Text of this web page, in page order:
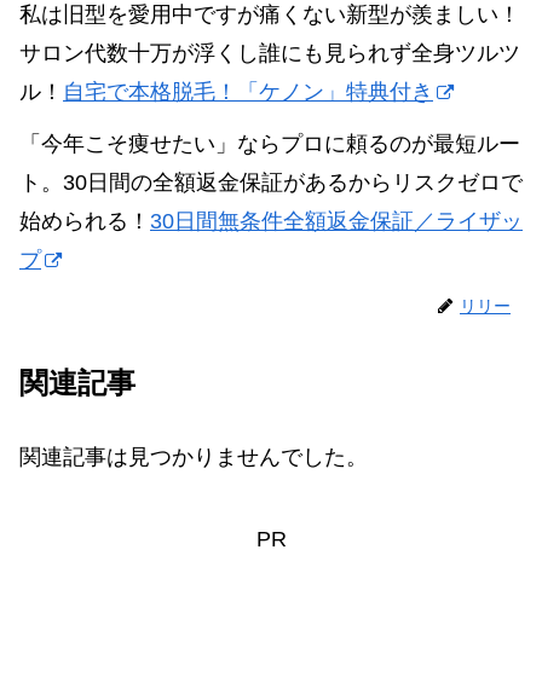
私は旧型を愛用中ですが痛くない新型が羨ましい！
サロン代数十万が浮くし誰にも見られず全身ツルツ
ル！ 自宅で本格脱毛！「ケノン」特典付き
「今年こそ痩せたい」ならプロに頼るのが最短ルー
ト。30日間の全額返金保証があるからリスクゼロで
始められる！ 30日間無条件全額返金保証／ライザッ
プ
リリー
関連記事
関連記事は見つかりませんでした。
PR